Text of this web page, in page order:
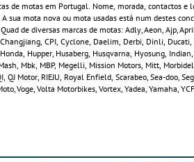
de motas em Portugal. Nome, morada, contactos e
mota nova ou mota usadas está num destes
de diversas marcas de motas: Adly, Aeon, Ajp,
CPI, Cyclone, Daelim, Derbi, Dinli, Ducati,
Hupper, Husaberg, Husqvarna, Hyosung,
Mbk, MBP, Megelli, Mission Motors, Mitt,
Motor, RIEJU, Royal Enfield, Scarabeo, Sea-doo,
Voge, Volta Motorbikes, Vortex, Yadea, Yamaha,